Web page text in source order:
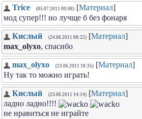
Trice (05.07.2011 00:08) [Материал]
мод супер!!! но лучще б без фонаря
Кислый (24.06.2011 08:22) [Материал]
max_olyxo, спасибо
max_olyxo (23.06.2011 18:35) [Материал]
Ну так то можно играть!
Кислый (23.06.2011 14:14) [Материал]
ладно ладно!!!!
не нравиться не играйте